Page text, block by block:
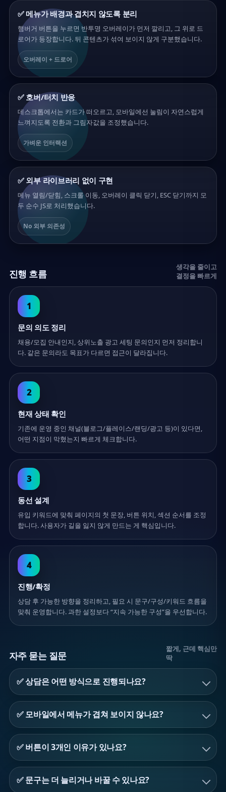
✅ 메뉴가 배경과 겹치지 않도록 분리
햄버거 버튼을 누르면 반투명 오버레이가 먼저 깔리고, 그 위로 드
로어가 등장합니다. 뒤 콘텐츠가 섞여 보이지 않게 구분했습니다.
오버레이 + 드로어
✅ 호버/터치 반응
데스크톱에서는 카드가 떠오르고, 모바일에선 눌림이 자연스럽게
느껴지도록 전환과 그림자값을 조정했습니다.
가벼운 인터랙션
✅ 외부 라이브러리 없이 구현
메뉴 열림/닫힘, 스크롤 이동, 오버레이 클릭 닫기, ESC 닫기까지 모
두 순수 JS로 처리했습니다.
No 외부 의존성
진행 흐름
생각을 줄이고
결정을 빠르게
1
문의 의도 정리
채용/모집 안내인지, 상위노출 광고 세팅 문의인지 먼저 정리합니
다. 같은 문의라도 목표가 다르면 접근이 달라집니다.
2
현재 상태 확인
기존에 운영 중인 채널(블로그/플레이스/랜딩/광고 등)이 있다면,
어떤 지점이 막혔는지 빠르게 체크합니다.
3
동선 설계
유입 키워드에 맞춰 페이지의 첫 문장, 버튼 위치, 섹션 순서를 조정
합니다. 사용자가 길을 잃지 않게 만드는 게 핵심입니다.
4
진행/확정
상담 후 가능한 방향을 정리하고, 필요 시 문구/구성/키워드 흐름을
맞춰 운영합니다. 과한 설정보다 “지속 가능한 구성”을 우선합니다.
자주 묻는 질문
짧게, 근데 핵심만
딱
✅ 상담은 어떤 방식으로 진행되나요?
✅ 모바일에서 메뉴가 겹쳐 보이지 않나요?
✅ 버튼이 3개인 이유가 있나요?
✅ 문구는 더 늘리거나 바꿀 수 있나요?